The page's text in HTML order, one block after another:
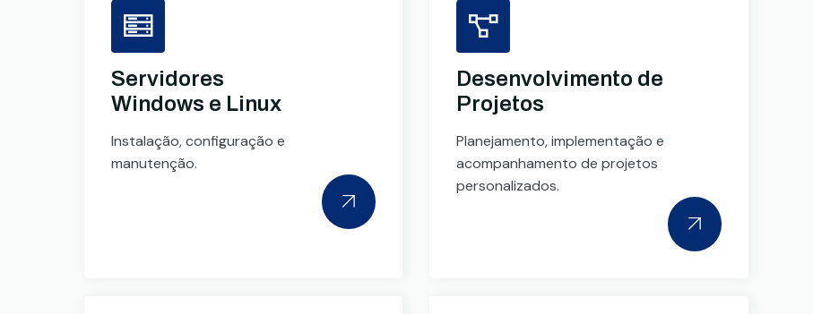
Servidores
Windows e Linux
Instalação, configuração e
manutenção.
Desenvolvimento de
Projetos
Planejamento, implementação e
acompanhamento de projetos
personalizados.